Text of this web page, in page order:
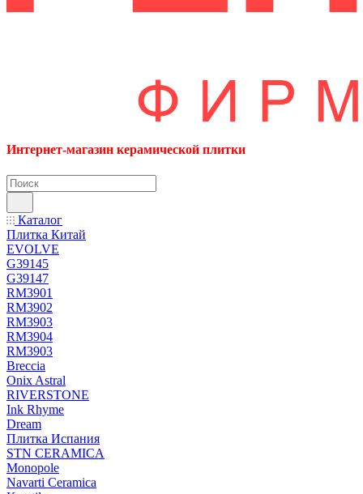
Интернет-магазин керамической плитки
Каталог
Плитка Китай
EVOLVE
G39145
G39147
RM3901
RM3902
RM3903
RM3904
RM3903
Breccia
Onix Astral
RIVERSTONE
Ink Rhyme
Dream
Плитка Испания
STN CERAMICA
Monopole
Navarti Ceramica